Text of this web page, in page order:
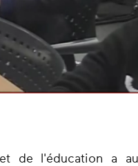
de l'éducation a